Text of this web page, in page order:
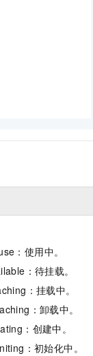
：使用中。
：待挂载。
：挂载中。
：卸载中。
：创建中。
：初始化中。